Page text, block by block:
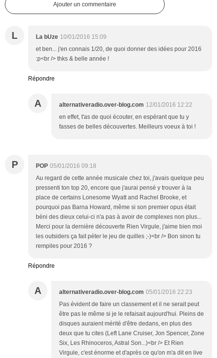
Ajouter un commentaire
L La bUze 10/01/2016 15:09
et ben... j'en connais 1/20, de quoi donner des idées pour 2016
:p<br /> thks & belle année !
Répondre
A alternativeradio.over-blog.com 12/01/2016 12:22
en effet, t'as de quoi écouter, en espérant que tu y
fasses de belles découvertes. Meilleurs voeux à toi !
P POP 05/01/2016 09:18
Au regard de cette année musicale chez toi, j'avais quelque peu
pressenti ton top 20, encore que j'aurai pensé y trouver à la
place de certains Lonesome Wyatt and Rachel Brooke, et
pourquoi pas Barna Howard, même si son premier opus était
béni des dieux celui-ci n'a pas à avoir de complexes non plus...
Merci pour la dernière découverte Rien Virgule, j'aime bien moi
les outsiders ça fait péter le jeu de quilles ;-)<br /> Bon sinon tu
rempiles pour 2016 ?
Répondre
A alternativeradio.over-blog.com 05/01/2016 22:23
Pas évident de faire un classement et il ne serait peut
être pas le même si je le refaisait aujourd'hui. Pleins de
disques auraient mérité d'être dedans, en plus des
deux que tu cites (Left Lane Cruiser, Jon Spencer, Zone
Six, Les Rhinoceros, Astral Son...)<br /> Et Rien
Virgule, c'est énorme et d'après ce qu'on m'a dit en live